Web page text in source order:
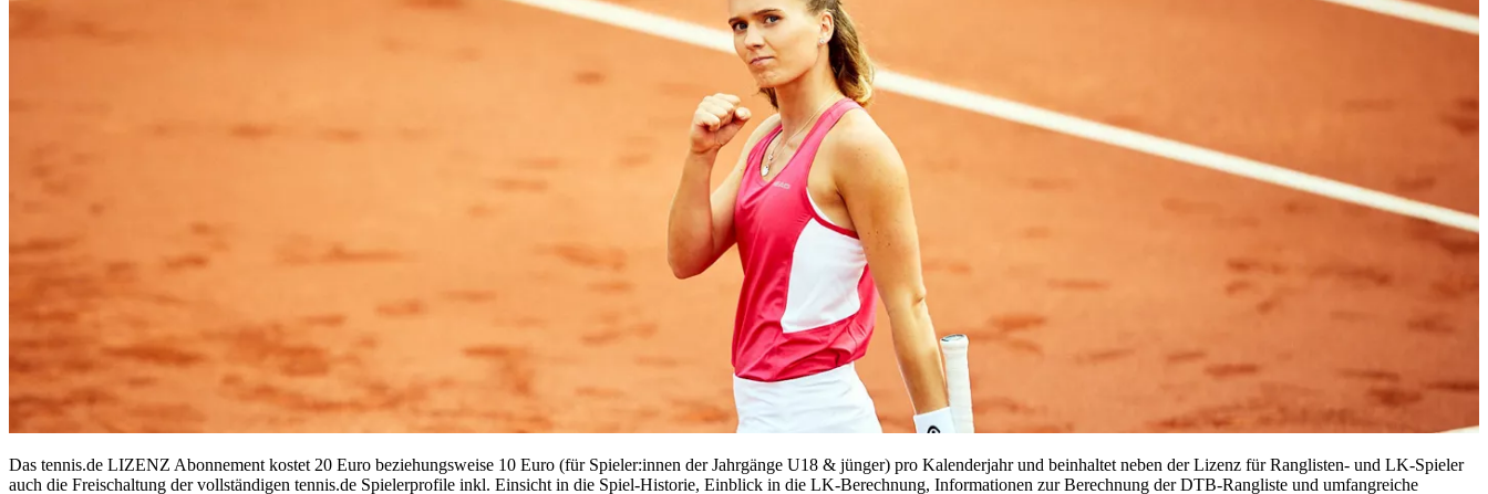
Das tennis.de LIZENZ Abonnement kostet 20 Euro beziehungsweise 10 Euro (für Spieler:innen der Jahrgänge U18 & jünger) pro Kalenderjahr und beinhaltet neben der Lizenz für Ranglisten- und LK-Spieler
auch die Freischaltung der vollständigen tennis.de Spielerprofile inkl. Einsicht in die Spiel-Historie, Einblick in die LK-Berechnung, Informationen zur Berechnung der DTB-Rangliste und umfangreiche